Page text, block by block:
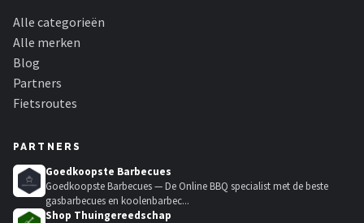
Alle merken →
Alle categorieën
Alle merken
Blog
Partners
Fietsroutes
PARTNERS
Goedkoopste Barbecues
Goedkoopste Barbecues — De Online BBQ specialist met de beste
gasbarbecues en koolenbarbec...
Shop Thuingereedschap